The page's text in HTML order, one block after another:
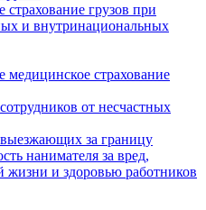
страхование грузов при
и внутринациональных
медицинское страхование
от несчастных
за границу
нанимателя за вред,
и здоровью работников